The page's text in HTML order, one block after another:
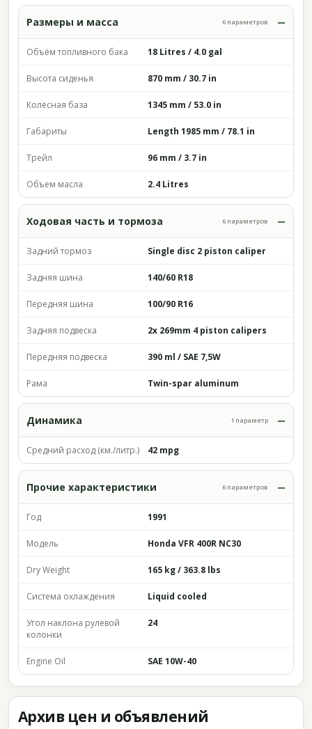
Размеры и масса 6 параметров
Объём топливного бака 18 Litres / 4.0 gal
Высота сиденья 870 mm / 30.7 in
Колёсная база 1345 mm / 53.0 in
Габариты Length 1985 mm / 78.1 in
Трейл 96 mm / 3.7 in
Объем масла 2.4 Litres
Ходовая часть и тормоза 6 параметров
Задний тормоз Single disc 2 piston caliper
Задняя шина 140/60 R18
Передняя шина 100/90 R16
Задняя подвеска 2x 269mm 4 piston calipers
Передняя подвеска 390 ml / SAE 7,5W
Рама Twin-spar aluminum
Динамика 1 параметр
Средний расход (км./литр.) 42 mpg
Прочие характеристики 6 параметров
Год 1991
Модель Honda VFR 400R NC30
Dry Weight 165 kg / 363.8 lbs
Система охлаждения Liquid cooled
Угол наклона рулевой
колонки
24
Engine Oil SAE 10W-40
Архив цен и объявлений